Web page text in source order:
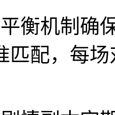
衡机制确
匹配，每